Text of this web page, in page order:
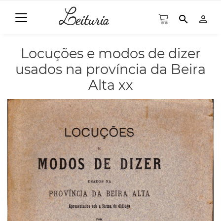
search person_outline
Locuções e modos de dizer
usados na província da Beira
Alta xx